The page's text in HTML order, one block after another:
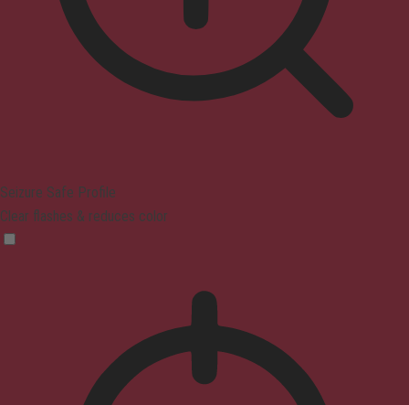
Seizure Safe Profile
Clear flashes & reduces color